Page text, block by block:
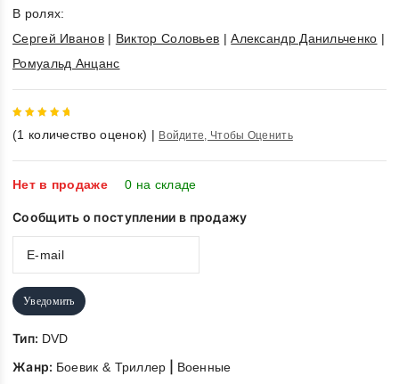
В ролях:
Сергей Иванов| Виктор Соловьев |Александр Данильченко |
Ромуальд Анцанс
5
(1 количество оценок) | Войдите, Чтобы Оценить
Нет в продаже 0 на складе
Сообщить о поступлении в продажу
Уведомить
Тип: DVD
Жанр: Боевик & Триллер Военные